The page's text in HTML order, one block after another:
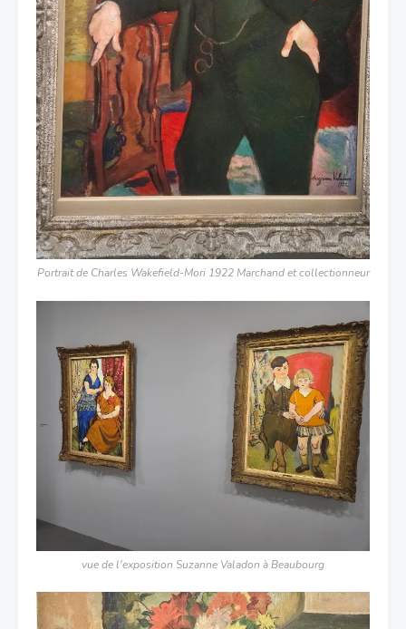
Portrait de Charles Wakefield-Mori 1922 Marchand et collectionneur
vue de l'exposition Suzanne Valadon à Beaubourg